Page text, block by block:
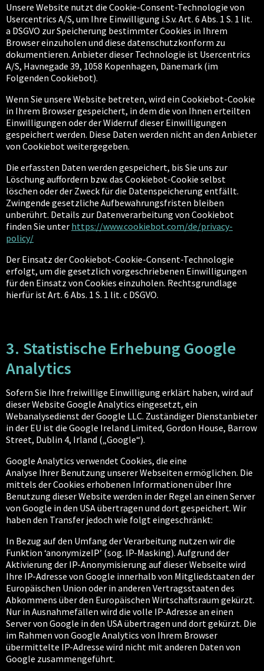
Unsere Website nutzt die Cookie-Consent-Technologie von
Usercentrics A/S, um Ihre Einwilligung i.S.v. Art. 6 Abs. 1 S. 1 lit.
a DSGVO zur Speicherung bestimmter Cookies in Ihrem
Browser einzuholen und diese datenschutzkonform zu
dokumentieren. Anbieter dieser Technologie ist Usercentrics
A/S, Havnegade 39, 1058 Kopenhagen, Dänemark (im
Folgenden Cookiebot).
Wenn Sie unsere Website betreten, wird ein Cookiebot-Cookie
in Ihrem Browser gespeichert, in dem die von Ihnen erteilten
Einwilligungen oder der Widerruf dieser Einwilligungen
gespeichert werden. Diese Daten werden nicht an den Anbieter
von Cookiebot weitergegeben.
Die erfassten Daten werden gespeichert, bis Sie uns zur
Löschung auffordern bzw. das Cookiebot-Cookie selbst
löschen oder der Zweck für die Datenspeicherung entfällt.
Zwingende gesetzliche Aufbewahrungsfristen bleiben
unberührt. Details zur Datenverarbeitung von Cookiebot
finden Sie unter https://www.cookiebot.com/de/privacy-
policy/
Der Einsatz der Cookiebot-Cookie-Consent-Technologie
erfolgt, um die gesetzlich vorgeschriebenen Einwilligungen
für den Einsatz von Cookies einzuholen. Rechtsgrundlage
hierfür ist Art. 6 Abs. 1 S. 1 lit. c DSGVO.
3. Statistische Erhebung Google
Analytics
Sofern Sie Ihre freiwillige Einwilligung erklärt haben, wird auf
dieser Website Google Analytics eingesetzt, ein
Webanalysedienst der Google LLC. Zuständiger Dienstanbieter
in der EU ist die Google Ireland Limited, Gordon House, Barrow
Street, Dublin 4, Irland („Google“).
Google Analytics verwendet Cookies, die eine
Analyse Ihrer Benutzung unserer Webseiten ermöglichen. Die
mittels der Cookies erhobenen Informationen über Ihre
Benutzung dieser Website werden in der Regel an einen Server
von Google in den USA übertragen und dort gespeichert. Wir
haben den Transfer jedoch wie folgt eingeschränkt:
In Bezug auf den Umfang der Verarbeitung nutzen wir die
Funktion ‘anonymizeIP’ (sog. IP-Masking). Aufgrund der
Aktivierung der IP-Anonymisierung auf dieser Webseite wird
Ihre IP-Adresse von Google innerhalb von Mitgliedstaaten der
Europäischen Union oder in anderen Vertragsstaaten des
Abkommens über den Europäischen Wirtschaftsraum gekürzt.
Nur in Ausnahmefällen wird die volle IP-Adresse an einen
Server von Google in den USA übertragen und dort gekürzt. Die
im Rahmen von Google Analytics von Ihrem Browser
übermittelte IP-Adresse wird nicht mit anderen Daten von
Google zusammengeführt.